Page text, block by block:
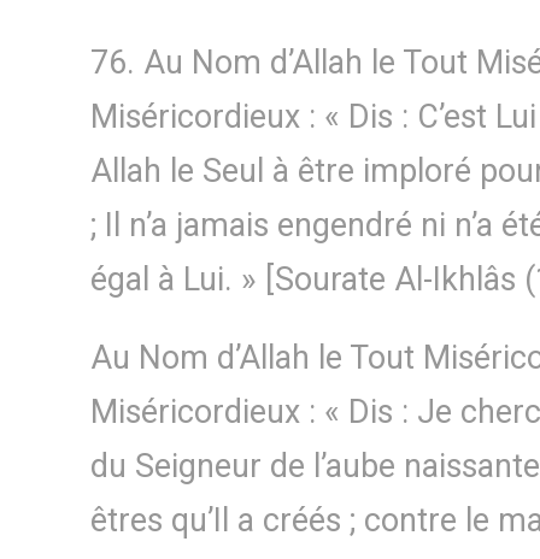
76. Au Nom d’Allah le Tout
Miséricordieux : « Dis : C’est
Allah le Seul à être imploré
; Il n’a jamais engendré ni n’a
égal à Lui. » [Sourate Al-Ikhlâs
Au Nom d’Allah le Tout
Miséricordieux : « Dis : Je
du Seigneur de l’aube
êtres qu’Il a créés ; contre le